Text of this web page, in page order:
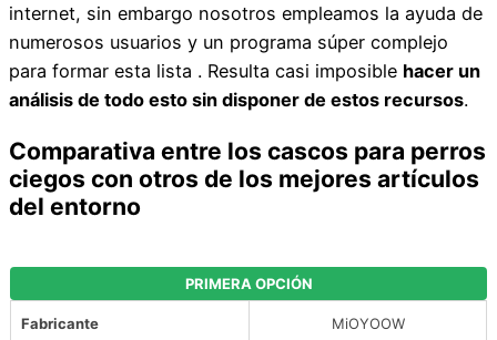
internet, sin embargo nosotros empleamos la ayuda de
numerosos usuarios y un programa súper complejo
para formar esta lista . Resulta casi imposible hacer un
análisis de todo esto sin disponer de estos recursos.
Comparativa entre los cascos para perros
ciegos con otros de los mejores artículos
del entorno
PRIMERA OPCIÓN
Fabricante MiOYOOW